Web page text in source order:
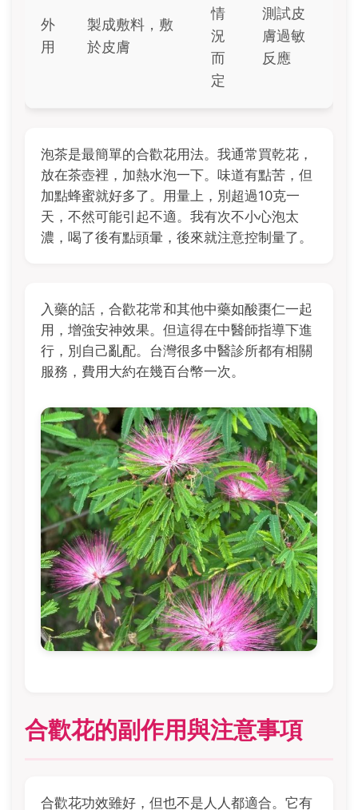
外
用
製成敷料，敷
於皮膚
情
況
而
定
測試皮
膚過敏
反應
泡茶是最簡單的合歡花用法。我通常買乾花，
放在茶壺裡，加熱水泡一下。味道有點苦，但
加點蜂蜜就好多了。用量上，別超過10克一
天，不然可能引起不適。我有次不小心泡太
濃，喝了後有點頭暈，後來就注意控制量了。
入藥的話，合歡花常和其他中藥如酸棗仁一起
用，增強安神效果。但這得在中醫師指導下進
行，別自己亂配。台灣很多中醫診所都有相關
服務，費用大約在幾百台幣一次。
合歡花的副作用與注意事項
合歡花功效雖好，但也不是人人都適合。它有